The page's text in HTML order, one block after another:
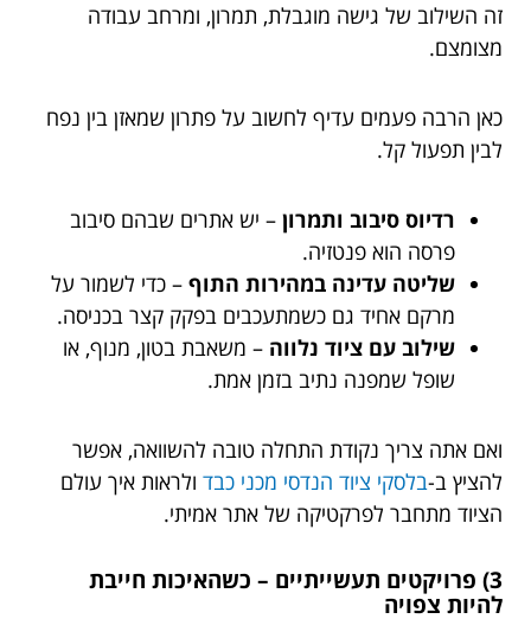
זה השילוב של גישה מוגבלת, תמרון, ומרחב עבודה
מצומצם.
כאן הרבה פעמים עדיף לחשוב על פתרון שמאזן בין נפח
לבין תפעול קל.
רדיוס סיבוב ותמרון – יש אתרים שבהם סיבוב
פרסה הוא פנטזיה.
שליטה עדינה במהירות התוף – כדי לשמור על
מרקם אחיד גם כשמתעכבים בפקק קצר בכניסה.
שילוב עם ציוד נלווה – משאבת בטון, מנוף, או
שופל שמפנה נתיב בזמן אמת.
ואם אתה צריך נקודת התחלה טובה להשוואה, אפשר
להציץ ב-בלסקי ציוד הנדסי מכני כבד ולראות איך עולם
הציוד מתחבר לפרקטיקה של אתר אמיתי.
3) פרויקטים תעשייתיים – כשהאיכות חייבת
להיות צפויה